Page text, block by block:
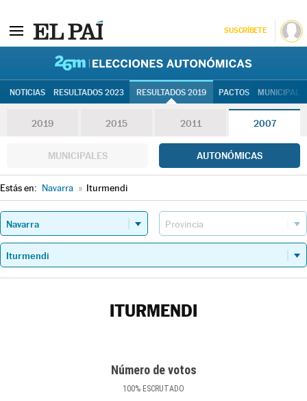
SUSCRÍBETE
NOTICIAS RESULTADOS 2023 RESULTADOS 2019 PACTOS
2019 2015 2011 2007
MUNICIPALES AUTONÓMICAS
Estás en: Navarra » Iturmendi
ITURMENDI
Número de votos
100% ESCRUTADO